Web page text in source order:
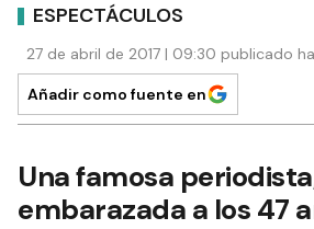
ESPECTÁCULOS
27 de abril de 2017 | 09:30 publicado
Añadir como fuente en
Una famosa
embarazada a los 47